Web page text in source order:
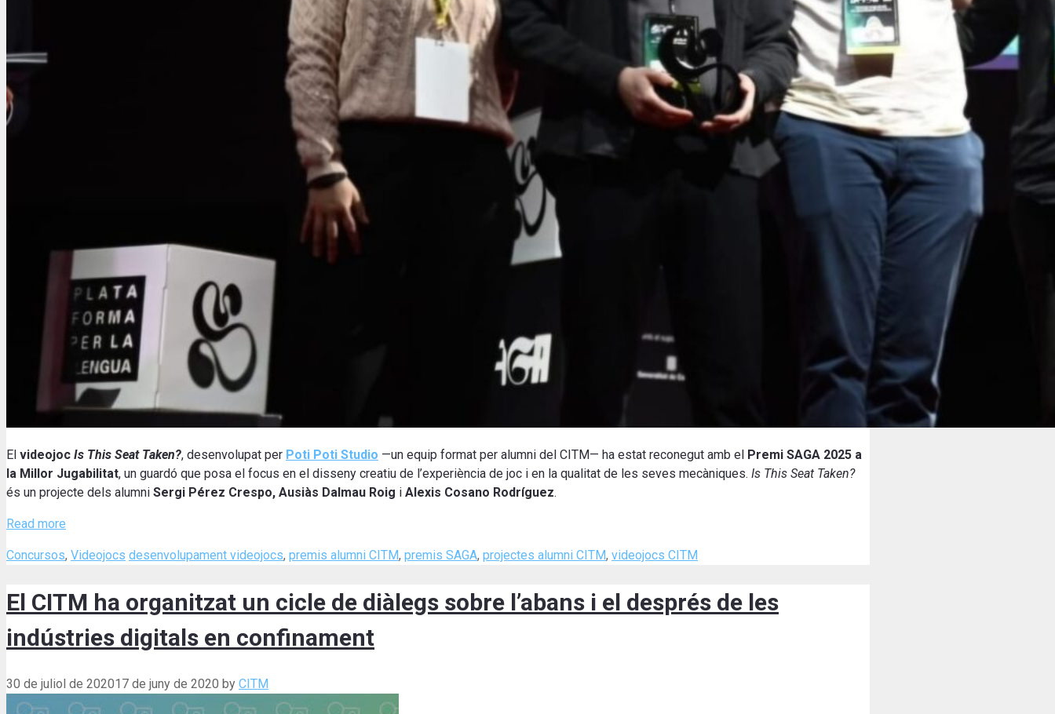
El videojoc Is This Seat Taken?, desenvolupat per Poti Poti Studio —un equip format per alumni del CITM— ha estat reconegut amb el Premi SAGA 2025 a
la Millor Jugabilitat, un guardó que posa el focus en el disseny creatiu de l’experiència de joc i en la qualitat de les seves mecàniques. Is This Seat Taken?
és un projecte dels alumni Sergi Pérez Crespo, Ausiàs Dalmau Roig i Alexis Cosano Rodríguez.
Read more
Categories
Concursos, Videojocs Tags
desenvolupament videojocs, premis alumni CITM, premis SAGA, projectes alumni CITM, videojocs CITM
El CITM ha organitzat un cicle de diàlegs sobre l’abans i el després de les
indústries digitals en confinament
30 de juliol de 202017 de juny de 2020 by CITM